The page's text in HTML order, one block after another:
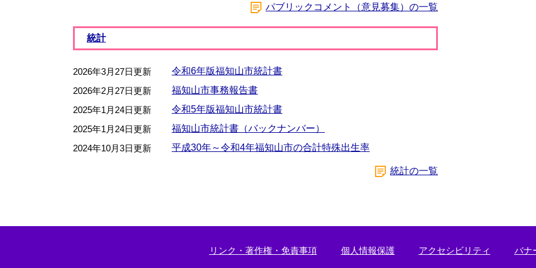
パブリックコメント（意見募集）の一覧
統計
2026年3月27日更新
令和6年版福知山市統計書
2026年2月27日更新
福知山市事務報告書
2025年1月24日更新
令和5年版福知山市統計書
2025年1月24日更新
福知山市統計書（バックナンバー）
2024年10月3日更新
平成30年～令和4年福知山市の合計特殊出生率
統計の一覧
リンク・著作権・免責事項 個人情報保護 アクセシビリティ バナ